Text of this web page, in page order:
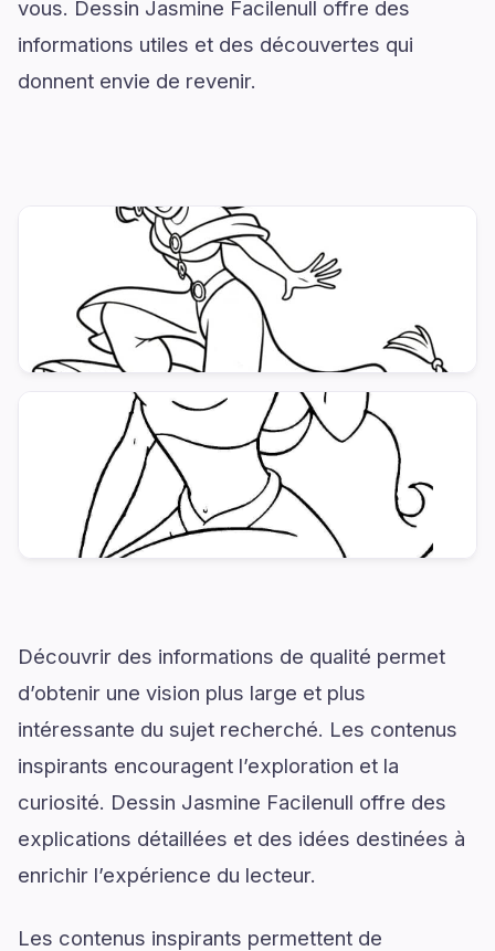
vous. Dessin Jasmine Facilenull offre des
informations utiles et des découvertes qui
donnent envie de revenir.
Découvrir des informations de qualité permet
d’obtenir une vision plus large et plus
intéressante du sujet recherché. Les contenus
inspirants encouragent l’exploration et la
curiosité. Dessin Jasmine Facilenull offre des
explications détaillées et des idées destinées à
enrichir l’expérience du lecteur.
Les contenus inspirants permettent de